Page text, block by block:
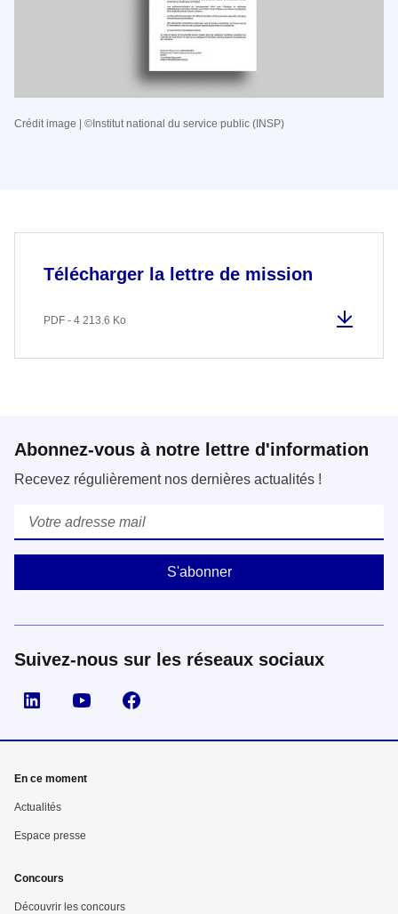
Crédit image | ©Institut national du service public (INSP)
Télécharger la lettre de mission
PDF - 4 213.6 Ko
Abonnez-vous à notre lettre d'information
Recevez régulièrement nos dernières actualités !
Courriel
Suivez-nous sur les réseaux sociaux
Suivez nous sur LinkedIn
Suivez nous sur YouTube
En ce moment
Actualités
Espace presse
Concours
Découvrir les concours